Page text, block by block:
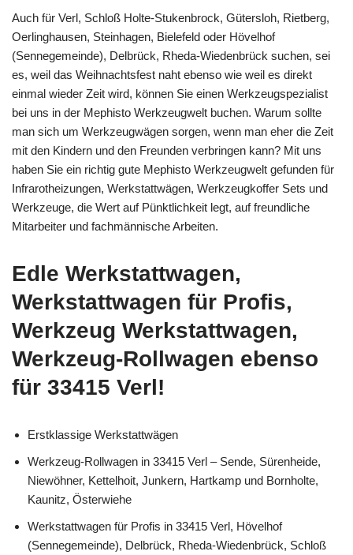
Auch für Verl, Schloß Holte-Stukenbrock, Gütersloh, Rietberg,
Oerlinghausen, Steinhagen, Bielefeld oder Hövelhof
(Sennegemeinde), Delbrück, Rheda-Wiedenbrück suchen, sei
es, weil das Weihnachtsfest naht ebenso wie weil es direkt
einmal wieder Zeit wird, können Sie einen Werkzeugspezialist
bei uns in der Mephisto Werkzeugwelt buchen. Warum sollte
man sich um Werkzeugwägen sorgen, wenn man eher die Zeit
mit den Kindern und den Freunden verbringen kann? Mit uns
haben Sie ein richtig gute Mephisto Werkzeugwelt gefunden für
Infrarotheizungen, Werkstattwägen, Werkzeugkoffer Sets und
Werkzeuge, die Wert auf Pünktlichkeit legt, auf freundliche
Mitarbeiter und fachmännische Arbeiten.
Edle Werkstattwagen,
Werkstattwagen für Profis,
Werkzeug Werkstattwagen,
Werkzeug-Rollwagen ebenso
für 33415 Verl!
Erstklassige Werkstattwägen
Werkzeug-Rollwagen in 33415 Verl – Sende, Sürenheide,
Niewöhner, Kettelhoit, Junkern, Hartkamp und Bornholte,
Kaunitz, Österwiehe
Werkstattwagen für Profis in 33415 Verl, Hövelhof
(Sennegemeinde), Delbrück, Rheda-Wiedenbrück, Schloß